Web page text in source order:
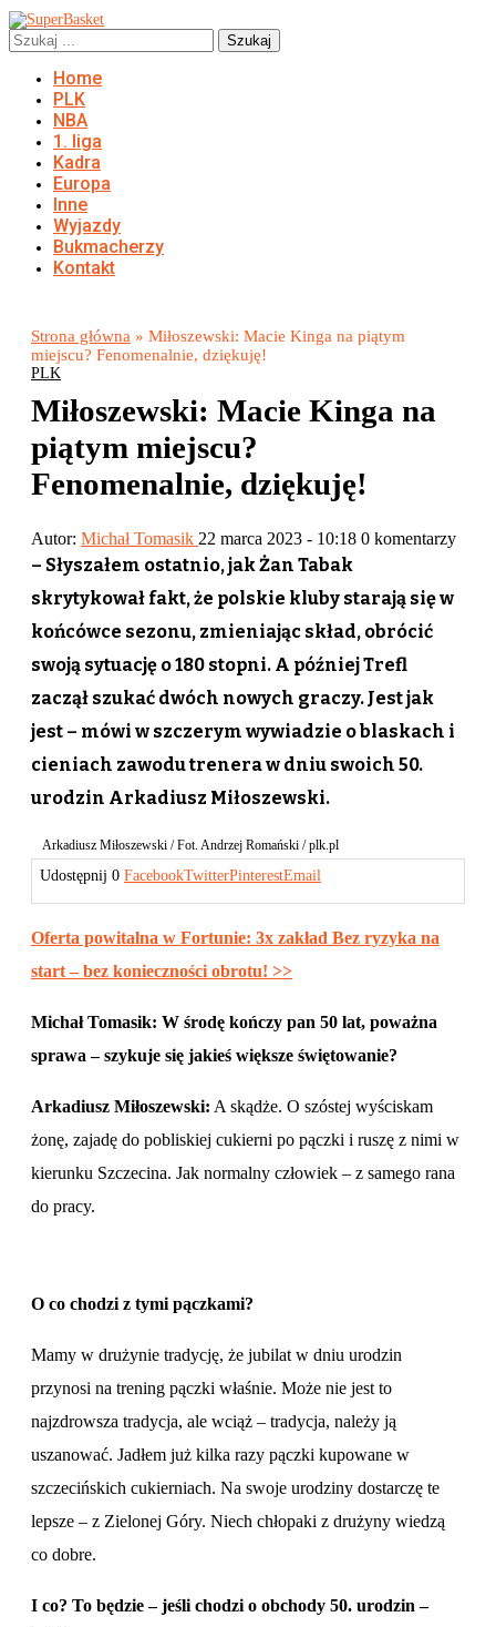
Szukaj
Home
PLK
NBA
1. liga
Kadra
Europa
Inne
Wyjazdy
Bukmacherzy
Kontakt
Strona główna » Miłoszewski: Macie Kinga na piątym
miejscu? Fenomenalnie, dziękuję!
PLK
Miłoszewski: Macie Kinga na
piątym miejscu?
Fenomenalnie, dziękuję!
Autor: Michał Tomasik 22 marca 2023 - 10:18 0 komentarzy
– Słyszałem ostatnio, jak Żan Tabak
skrytykował fakt, że polskie kluby starają się w
końcówce sezonu, zmieniając skład, obrócić
swoją sytuację o 180 stopni. A później Trefl
zaczął szukać dwóch nowych graczy. Jest jak
jest – mówi w szczerym wywiadzie o blaskach i
cieniach zawodu trenera w dniu swoich 50.
urodzin Arkadiusz Miłoszewski.
Arkadiusz Miłoszewski / Fot. Andrzej Romański / plk.pl
Udostępnij 0 FacebookTwitterPinterestEmail
Oferta powitalna w Fortunie: 3x zakład Bez ryzyka na
start – bez konieczności obrotu! >>
Michał Tomasik: W środę kończy pan 50 lat, poważna
sprawa – szykuje się jakieś większe świętowanie?
Arkadiusz Miłoszewski: A skądże. O szóstej wyściskam
żonę, zajadę do pobliskiej cukierni po pączki i ruszę z nimi w
kierunku Szczecina. Jak normalny człowiek – z samego rana
do pracy.
O co chodzi z tymi pączkami?
Mamy w drużynie tradycję, że jubilat w dniu urodzin
przynosi na trening pączki właśnie. Może nie jest to
najzdrowsza tradycja, ale wciąż – tradycja, należy ją
uszanować. Jadłem już kilka razy pączki kupowane w
szczecińskich cukierniach. Na swoje urodziny dostarczę te
lepsze – z Zielonej Góry. Niech chłopaki z drużyny wiedzą
co dobre.
I co? To będzie – jeśli chodzi o obchody 50. urodzin –